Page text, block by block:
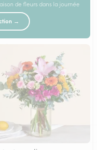
de fleurs dans la journée
→